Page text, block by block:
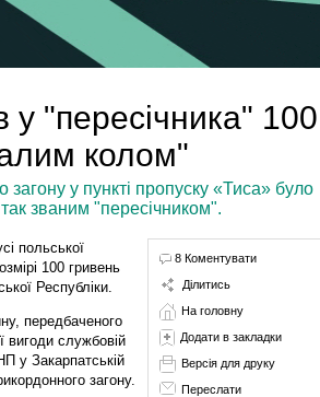
у "пересічника" 100
колом"
у пункті пропуску «Тиса» було
званим "пересічником".
польської
100 гривень
Республіки.
передбаченого
вигоди службовій
у Закарпатській
загону.
8 Коментувати
Ділитись
На головну
Додати в закладки
Версія для друку
Переслати